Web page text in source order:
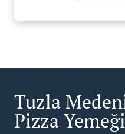
Tuzla
Pizza